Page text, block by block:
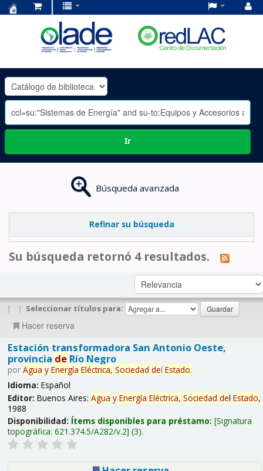
OLADE
-
Ir
Búsqueda avanzada
Refinar su búsqueda
Su búsqueda retornó 4 resultados.
| | Seleccionar títulos para:
Hacer reserva
Estación transformadora San Antonio Oeste,
provincia deRío Negro
por Agua y Energía Eléctrica, Sociedad del Estado.
Idioma: Español
Editor: Buenos Aires: Agua y Energía Eléctrica, Sociedad del Estado,
1988
Disponibilidad: Ítems disponibles para préstamo: Signatura
topográfica: 621.374.5/A282/v.2 (3).